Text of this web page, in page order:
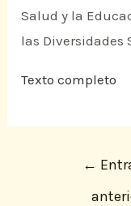
Salud y la
las Diversidades
Texto completo
←